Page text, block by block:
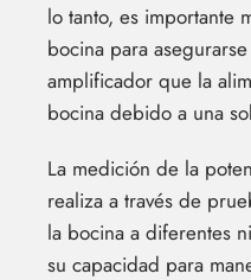
lo tanto, es importante
bocina para
amplificador que la
bocina debido a una
La medición de la
realiza a través de
la bocina a diferentes
su capacidad para